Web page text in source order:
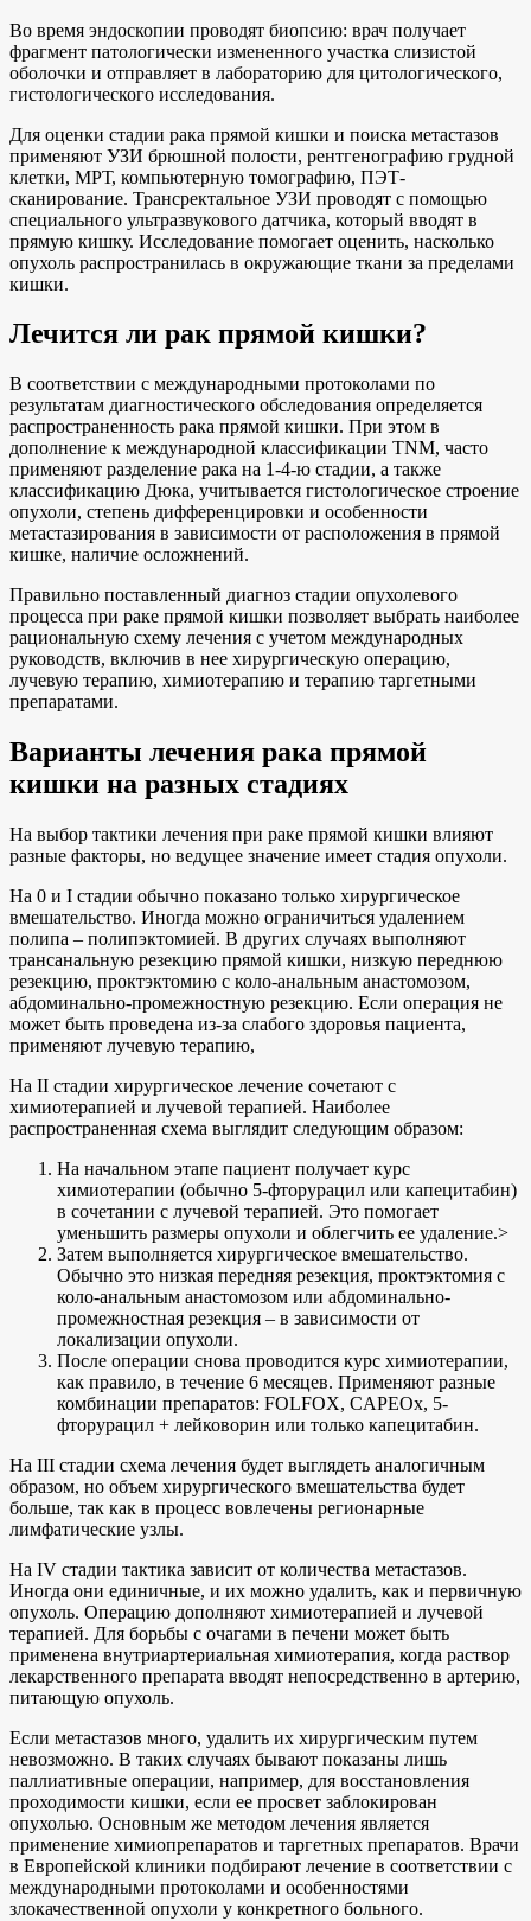
Во время эндоскопии проводят биопсию: врач получает
фрагмент патологически измененного участка слизистой
оболочки и отправляет в лабораторию для цитологического,
гистологического исследования.
Для оценки стадии рака прямой кишки и поиска метастазов
применяют УЗИ брюшной полости, рентгенографию грудной
клетки, МРТ, компьютерную томографию, ПЭТ-
сканирование. Трансректальное УЗИ проводят с помощью
специального ультразвукового датчика, который вводят в
прямую кишку. Исследование помогает оценить, насколько
опухоль распространилась в окружающие ткани за пределами
кишки.
Лечится ли рак прямой кишки?
В соответствии с международными протоколами по
результатам диагностического обследования определяется
распространенность рака прямой кишки. При этом в
дополнение к международной классификации TNM, часто
применяют разделение рака на 1-4-ю стадии, а также
классификацию Дюка, учитывается гистологическое строение
опухоли, степень дифференцировки и особенности
метастазирования в зависимости от расположения в прямой
кишке, наличие осложнений.
Правильно поставленный диагноз стадии опухолевого
процесса при раке прямой кишки позволяет выбрать наиболее
рациональную схему лечения с учетом международных
руководств, включив в нее хирургическую операцию,
лучевую терапию, химиотерапию и терапию таргетными
препаратами.
Варианты лечения рака прямой
кишки на разных стадиях
На выбор тактики лечения при раке прямой кишки влияют
разные факторы, но ведущее значение имеет стадия опухоли.
На 0 и I стадии обычно показано только хирургическое
вмешательство. Иногда можно ограничиться удалением
полипа – полипэктомией. В других случаях выполняют
трансанальную резекцию прямой кишки, низкую переднюю
резекцию, проктэктомию с коло-анальным анастомозом,
абдоминально-промежностную резекцию. Если операция не
может быть проведена из-за слабого здоровья пациента,
применяют лучевую терапию,
На II стадии хирургическое лечение сочетают с
химиотерапией и лучевой терапией. Наиболее
распространенная схема выглядит следующим образом:
На начальном этапе пациент получает курс
химиотерапии (обычно 5-фторурацил или капецитабин)
в сочетании с лучевой терапией. Это помогает
уменьшить размеры опухоли и облегчить ее удаление.>
Затем выполняется хирургическое вмешательство.
Обычно это низкая передняя резекция, проктэктомия с
коло-анальным анастомозом или абдоминально-
промежностная резекция – в зависимости от
локализации опухоли.
После операции снова проводится курс химиотерапии,
как правило, в течение 6 месяцев. Применяют разные
комбинации препаратов: FOLFOX, CAPEOx, 5-
фторурацил + лейковорин или только капецитабин.
На III стадии схема лечения будет выглядеть аналогичным
образом, но объем хирургического вмешательства будет
больше, так как в процесс вовлечены регионарные
лимфатические узлы.
На IV стадии тактика зависит от количества метастазов.
Иногда они единичные, и их можно удалить, как и первичную
опухоль. Операцию дополняют химиотерапией и лучевой
терапией. Для борьбы с очагами в печени может быть
применена внутриартериальная химиотерапия, когда раствор
лекарственного препарата вводят непосредственно в артерию,
питающую опухоль.
Если метастазов много, удалить их хирургическим путем
невозможно. В таких случаях бывают показаны лишь
паллиативные операции, например, для восстановления
проходимости кишки, если ее просвет заблокирован
опухолью. Основным же методом лечения является
применение химиопрепаратов и таргетных препаратов. Врачи
в Европейской клиники подбирают лечение в соответствии с
международными протоколами и особенностями
злокачественной опухоли у конкретного больного.